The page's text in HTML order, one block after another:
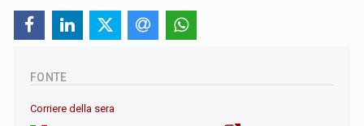
FONTE
Corriere della sera